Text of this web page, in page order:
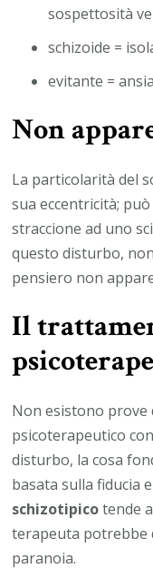
sospettosità
schizoide =
evitante =
Non
La particolarità del
sua eccentricità;
straccione ad uno
questo disturbo,
pensiero non
Il
Non esistono prove
psicoterapeutico
disturbo, la cosa
basata sulla fiducia
schizotipicotende
terapeuta potrebbe
paranoia.